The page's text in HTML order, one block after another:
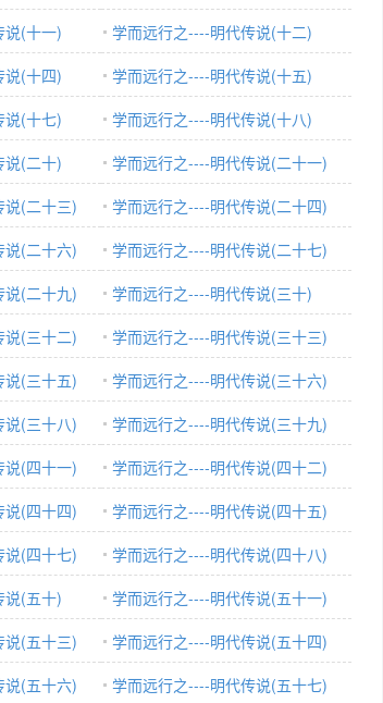
说(十一)
学而远行之----明代传说(十二)
说(十四)
学而远行之----明代传说(十五)
说(十七)
学而远行之----明代传说(十八)
说(二十)
学而远行之----明代传说(二十一)
(二十三)
学而远行之----明代传说(二十四)
(二十六)
学而远行之----明代传说(二十七)
(二十九)
学而远行之----明代传说(三十)
(三十二)
学而远行之----明代传说(三十三)
(三十五)
学而远行之----明代传说(三十六)
(三十八)
学而远行之----明代传说(三十九)
(四十一)
学而远行之----明代传说(四十二)
(四十四)
学而远行之----明代传说(四十五)
(四十七)
学而远行之----明代传说(四十八)
说(五十)
学而远行之----明代传说(五十一)
(五十三)
学而远行之----明代传说(五十四)
(五十六)
学而远行之----明代传说(五十七)